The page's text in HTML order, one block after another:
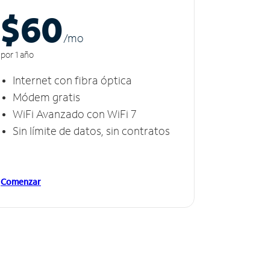
$60/mo
por 1 año
Internet con fibra óptica
Módem gratis
WiFi Avanzado con WiFi 7
Sin límite de datos, sin contratos
Comenzar